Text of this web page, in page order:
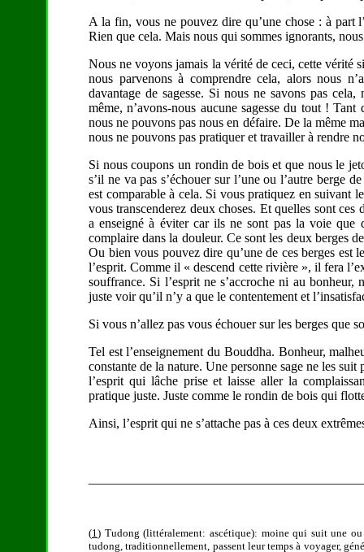
A la fin, vous ne pouvez dire qu’une chose : à part
Rien que cela. Mais nous qui sommes ignorants,
Nous ne voyons jamais la vérité de ceci, cette vérité
nous parvenons à comprendre cela, alors nous
davantage de sagesse. Si nous ne savons pas
même, n’avons-nous aucune sagesse du tout !
nous ne pouvons pas nous en défaire. De la même
nous ne pouvons pas pratiquer et travailler à rendre
Si nous coupons un rondin de bois et que nous le
s’il ne va pas s’échouer sur l’une ou l’autre berge
est comparable à cela. Si vous pratiquez en suivant
vous transcenderez deux choses. Et quelles sont
a enseigné à éviter car ils ne sont pas la voie
complaire dans la douleur. Ce sont les deux berges
Ou bien vous pouvez dire qu’une de ces berges est
l’esprit. Comme il « descend cette rivière », il fera
souffrance. Si l’esprit ne s’accroche ni au
juste voir qu’il n’y a que le contentement et
Si vous n’allez pas vous échouer sur les berges que
Tel est l’enseignement du Bouddha. Bonheur,
constante de la nature. Une personne sage ne les
l’esprit qui lâche prise et laisse aller la
pratique juste. Juste comme le rondin de bois qui
Ainsi, l’esprit qui ne s’attache pas à ces deux
(1) Tudong (littéralement: ascétique): moine qui suit une
tudong, traditionnellement, passent leur temps à voyager,